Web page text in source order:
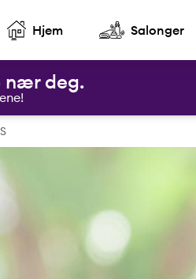
Hjem Salonger
nær deg.